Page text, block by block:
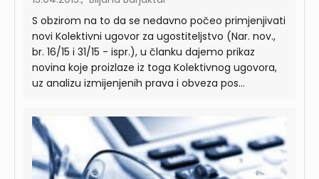
S obzirom na to da se nedavno počeo primjenjivati
novi Kolektivni ugovor za ugostiteljstvo (Nar. nov.,
br. 16/15 i 31/15 - ispr.), u članku dajemo prikaz
novina koje proizlaze iz toga Kolektivnog ugovora,
uz analizu izmijenjenih prava i obveza pos...